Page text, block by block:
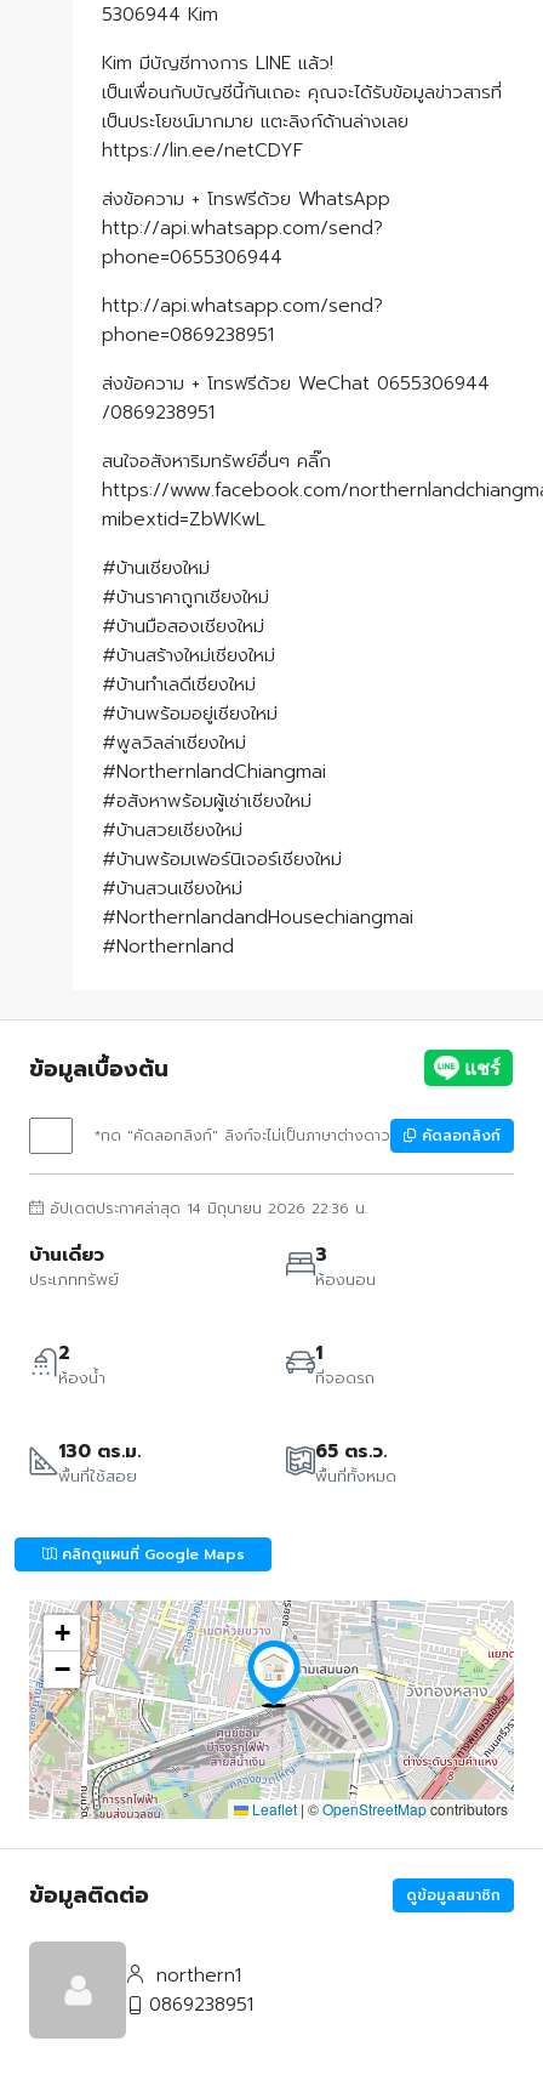
5306944 Kim
Kim มีบัญชีทางการ LINE แล้ว!
เป็นเพื่อนกับบัญชีนี้กันเถอะ คุณจะได้รับข้อมูลข่าวสารที่
เป็นประโยชน์มากมาย แตะลิงก์ด้านล่างเลย
https://lin.ee/netCDYF
ส่งข้อความ + โทรฟรีด้วย WhatsApp
http://api.whatsapp.com/send?
phone=0655306944
http://api.whatsapp.com/send?
phone=0869238951
ส่งข้อความ + โทรฟรีด้วย WeChat 0655306944​
/0869238951​
สนใจอสังหาริมทรัพย์อื่นๆ คลิ๊ก
https://www.facebook.com/
mibextid=ZbWKwL
#บ้านเชียงใหม่
#บ้านราคาถูกเชียงใหม่
#บ้านมือสองเชียงใหม่
#บ้านสร้างใหม่เชียงใหม่
#บ้านทำเลดีเชียงใหม่
#บ้านพร้อมอยู่เชียงใหม่
#พูลวิลล่าเชียงใหม่
#NorthernlandChiangmai
#อสังหาพร้อมผู้เช่าเชียงใหม่
#บ้านสวยเชียงใหม่
#บ้านพร้อมเฟอร์นิเจอร์เชียงใหม่
#บ้านสวนเชียงใหม่
#NorthernlandandHousechiangmai
#Northernland
ข้อมูลเบื้องต้น
*กด "คัดลอกลิงก์" ลิงก์จะไม่เป็นภาษาต่างดาว คัดลอกลิงก์
อัปเดตประกาศล่าสุด 14 มิถุนายน 2026 22:36 น.
บ้านเดี่ยว
ประเภททรัพย์
3
ห้องนอน
2
ห้องน้ำ
1
ที่จอดรถ
130 ตร.ม.
พื้นที่ใช้สอย
65 ตร.ว.
พื้นที่ทั้งหมด
คลิกดูแผนที่ Google Maps
+
−
Leaflet | ©OpenStreetMapcontributors
ข้อมูลติดต่อ ดูข้อมูลสมาชิก
northern1
0869238951